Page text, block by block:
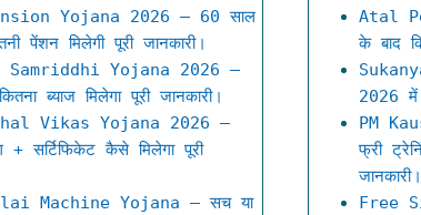
Yojana 2026 – 60 साल
पेंशन मिलेगी पूरी जानकारी।
Samriddhi Yojana 2026 –
ब्याज मिलेगा पूरी जानकारी।
Vikas Yojana 2026 –
+ सर्टिफिकेट कैसे मिलेगा पूरी
Machine Yojana – सच या
Atal
के बाद
2026 में
PM
फ्री
जानकारी।
Free